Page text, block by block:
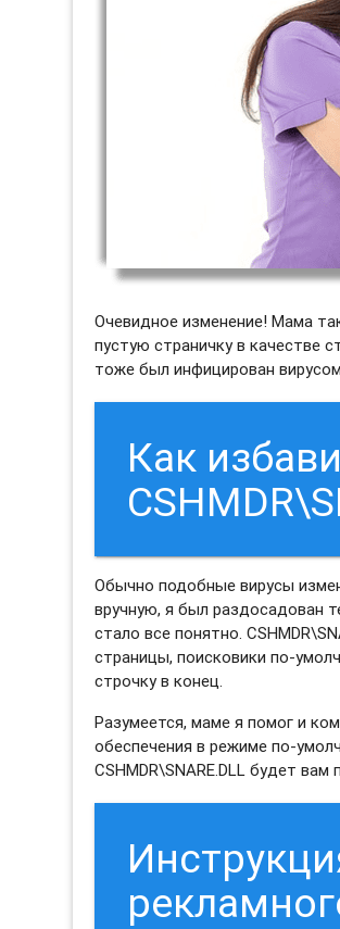
Очевидное изменение! Мама
пустую страничку в качестве
тоже был инфицирован вирусом
Как
Обычно подобные вирусы
вручную, я был раздосадован
стало все понятно.
страницы, поисковики по-
строчку в конец.
Разумеется, маме я помог и
обеспечения в режиме по-
CSHMDR\SNARE.DLL будет